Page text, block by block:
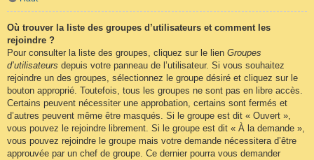
Où trouver la liste des groupes d’utilisateurs et comment les
rejoindre ?
Pour consulter la liste des groupes, cliquez sur le lien Groupes
d’utilisateurs depuis votre panneau de l’utilisateur. Si vous souhaitez
rejoindre un des groupes, sélectionnez le groupe désiré et cliquez sur le
bouton approprié. Toutefois, tous les groupes ne sont pas en libre accès.
Certains peuvent nécessiter une approbation, certains sont fermés et
d’autres peuvent même être masqués. Si le groupe est dit « Ouvert »,
vous pouvez le rejoindre librement. Si le groupe est dit « À la demande »,
vous pouvez rejoindre le groupe mais votre demande nécessitera d’être
approuvée par un chef de groupe. Ce dernier pourra vous demander